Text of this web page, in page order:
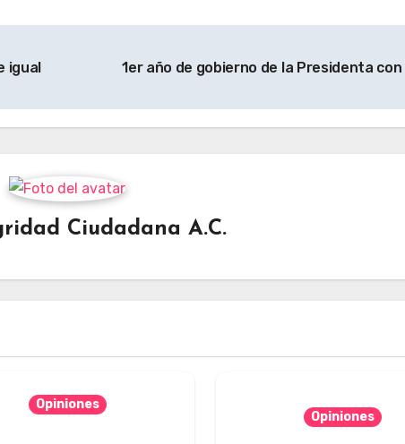
igual 1er año de gobierno de la Presidenta con
Ciudadana A.C.
Opiniones
Opiniones